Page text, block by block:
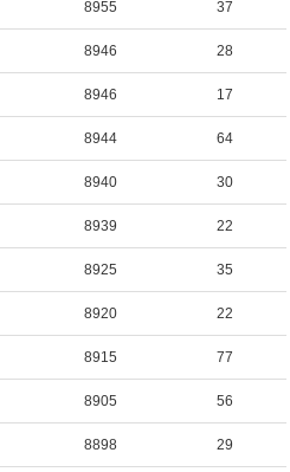
8955 37
8946 28
8946 17
8944 64
8940 30
8939 22
8925 35
8920 22
8915 77
8905 56
8898 29